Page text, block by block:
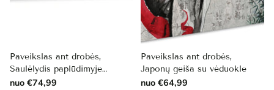
Paveikslas ant drobės,
Saulėlydis paplūdimyje
vasaros vakarą
nuo €74,99
Paveikslas ant drobės,
Japonų geiša su vėduokle
nuo €64,99